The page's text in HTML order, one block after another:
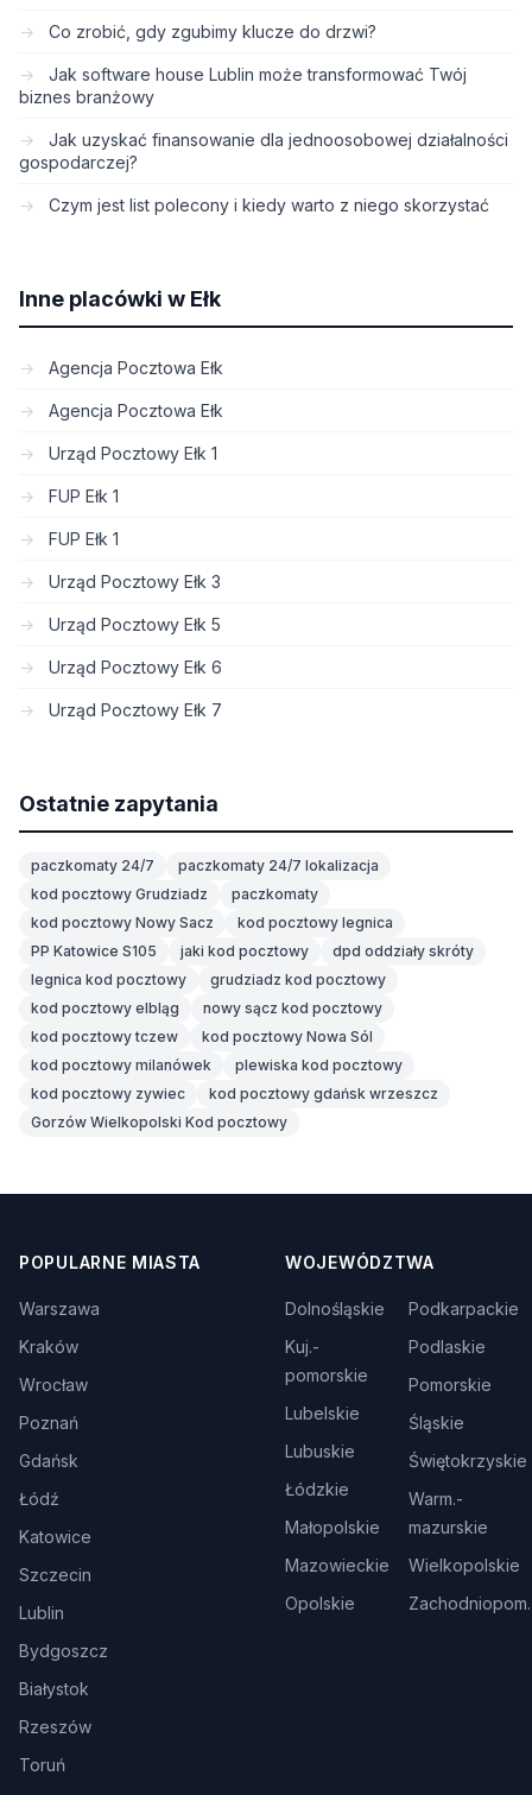
Co zrobić, gdy zgubimy klucze do drzwi?
Jak software house Lublin może transformować Twój
biznes branżowy
Jak uzyskać finansowanie dla jednoosobowej działalności
gospodarczej?
Czym jest list polecony i kiedy warto z niego skorzystać
Inne placówki w Ełk
Agencja Pocztowa Ełk
Agencja Pocztowa Ełk
Urząd Pocztowy Ełk 1
FUP Ełk 1
FUP Ełk 1
Urząd Pocztowy Ełk 3
Urząd Pocztowy Ełk 5
Urząd Pocztowy Ełk 6
Urząd Pocztowy Ełk 7
Ostatnie zapytania
paczkomaty 24/7
paczkomaty 24/7 lokalizacja
kod pocztowy Grudziadz
paczkomaty
kod pocztowy Nowy Sacz
kod pocztowy legnica
PP Katowice S105
jaki kod pocztowy
dpd oddziały skróty
legnica kod pocztowy
grudziadz kod pocztowy
kod pocztowy elbląg
nowy sącz kod pocztowy
kod pocztowy tczew
kod pocztowy Nowa Sól
kod pocztowy milanówek
plewiska kod pocztowy
kod pocztowy zywiec
kod pocztowy gdańsk wrzeszcz
Gorzów Wielkopolski Kod pocztowy
POPULARNE MIASTA
Warszawa
Kraków
Wrocław
Poznań
Gdańsk
Łódź
Katowice
Szczecin
Lublin
Bydgoszcz
Białystok
Rzeszów
Toruń
WOJEWÓDZTWA
Dolnośląskie
Kuj.-
pomorskie
Lubelskie
Lubuskie
Łódzkie
Małopolskie
Mazowieckie
Opolskie
Podkarpackie
Podlaskie
Pomorskie
Śląskie
Świętokrzyskie
Warm.-
mazurskie
Wielkopolskie
Zachodniopom.